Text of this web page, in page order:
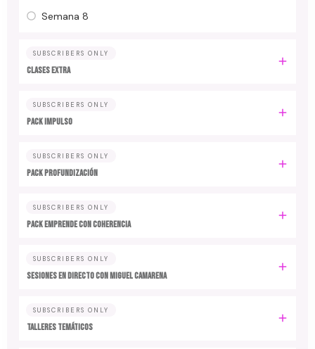
Semana 8
SUBSCRIBERS ONLY
CLASES EXTRA
SUBSCRIBERS ONLY
PACK IMPULSO
SUBSCRIBERS ONLY
PACK PROFUNDIZACIÓN
SUBSCRIBERS ONLY
PACK EMPRENDE CON COHERENCIA
SUBSCRIBERS ONLY
SESIONES EN DIRECTO CON MIGUEL CAMARENA
SUBSCRIBERS ONLY
TALLERES TEMÁTICOS